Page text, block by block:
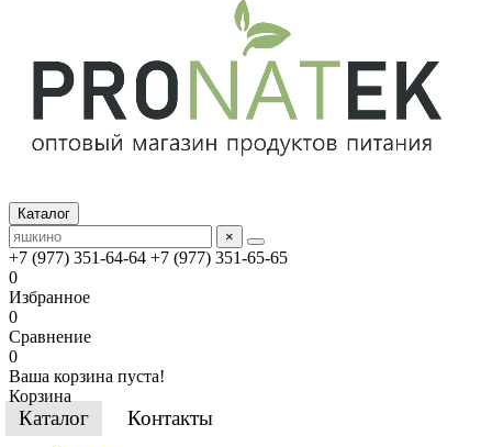
Каталог
×
+7 (977) 351-64-64 +7 (977) 351-65-65
0
Избранное
0
Сравнение
0
Ваша корзина пуста!
Корзина
Каталог Контакты